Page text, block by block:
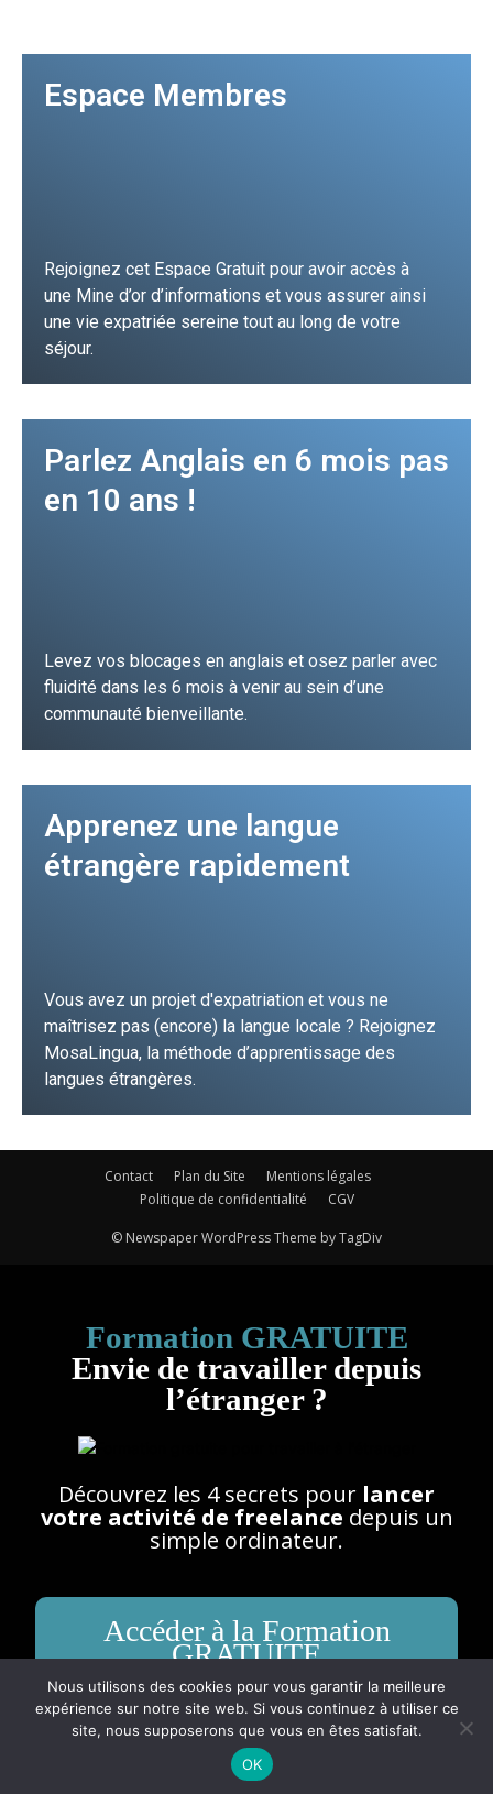
Espace Membres
Rejoignez cet Espace Gratuit pour avoir accès à
une Mine d’or d’informations et vous assurer ainsi
une vie expatriée sereine tout au long de votre
séjour.
Parlez Anglais en 6 mois pas
en 10 ans !
Levez vos blocages en anglais et osez parler avec
fluidité dans les 6 mois à venir au sein d’une
communauté bienveillante.
Apprenez une langue
étrangère rapidement
Vous avez un projet d'expatriation et vous ne
maîtrisez pas (encore) la langue locale ? Rejoignez
MosaLingua, la méthode d’apprentissage des
langues étrangères.
Contact Plan du Site
Mentions légales
Politique de confidentialité
CGV
© Newspaper WordPress Theme by TagDiv
Formation GRATUITE
Envie de travailler depuis
l’étranger ?
Découvrez les 4 secrets pour lancer
votre activité de freelance depuis un
simple ordinateur.
Accéder à la Formation
GRATUITE
Nous utilisons des cookies pour vous garantir la meilleure
expérience sur notre site web. Si vous continuez à utiliser ce
site, nous supposerons que vous en êtes satisfait.
OK